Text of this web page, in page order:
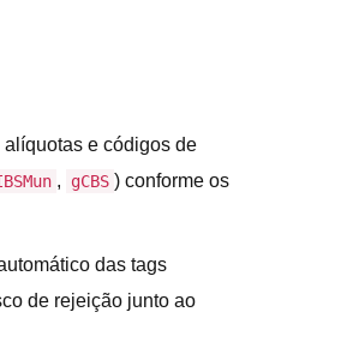
e códigos de
, gCBS ) conforme os
das tags
de rejeição junto ao